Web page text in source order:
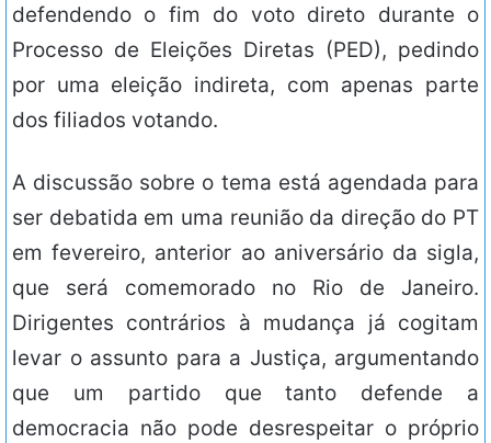
defendendo o fim do voto direto durante o
Processo de Eleições Diretas (PED), pedindo
por uma eleição indireta, com apenas parte
dos filiados votando.
A discussão sobre o tema está agendada para
ser debatida em uma reunião da direção do PT
em fevereiro, anterior ao aniversário da sigla,
que será comemorado no Rio de Janeiro.
Dirigentes contrários à mudança já cogitam
levar o assunto para a Justiça, argumentando
que um partido que tanto defende a
democracia não pode desrespeitar o próprio